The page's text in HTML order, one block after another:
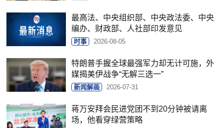
最高法、中央组织部、中央政法委、中央
编办、财政部、人社部印发意见
时事 2026-08-05
特朗普手握全球最强军力却无计可施，外
媒揭美伊战争“无解三选一”
新闻解画 2026-07-31
蒋万安拜会民进党团不到20分钟被请离
场，他看穿绿营策略